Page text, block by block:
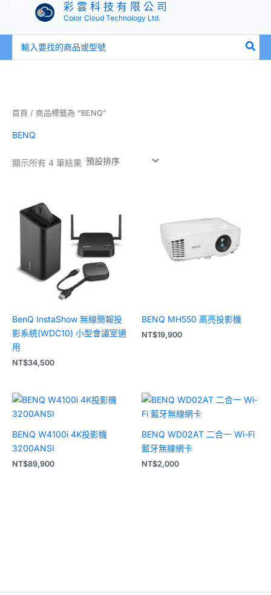
彩 雲 科 技 有 限 公 司
Color Cloud Technology Ltd.
尋：
首頁 / 商品標籤為 “BENQ”
BENQ
顯示所有 4 筆結果
BenQ InstaShow 無線簡報投
影系統(WDC10) 小型會議室適
用
NT$34,500
BENQ MH550 高亮投影機
NT$19,900
BENQ W4100i 4K投影機
3200ANSI
NT$89,900
BENQ WD02AT 二合一 Wi-Fi
藍牙無線網卡
NT$2,000